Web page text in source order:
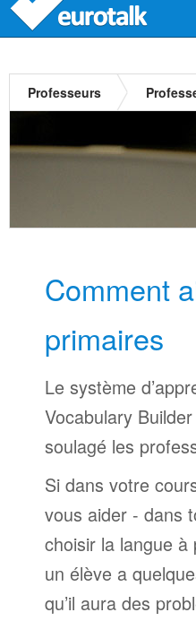
Professeurs
Comment
primaires
Le système
Vocabulary
soulagé les
Si dans votre
vous aider - dans
choisir la langue
un élève a
qu’il aura des